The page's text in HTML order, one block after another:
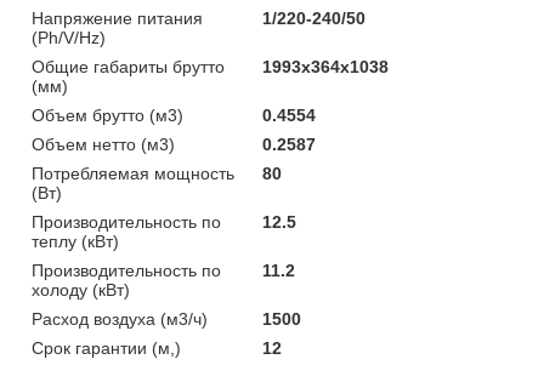
Напряжение питания
(Ph/V/Hz)
1/220-240/50
Общие габариты брутто
(мм)
1993x364x1038
Объем брутто (м3)
0.4554
Объем нетто (м3)
0.2587
Потребляемая мощность
(Вт)
80
Производительность по
теплу (кВт)
12.5
Производительность по
холоду (кВт)
11.2
Расход воздуха (м3/ч)
1500
Срок гарантии (м,)
12